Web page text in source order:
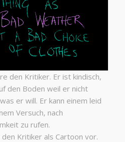
den Kritiker. Er ist kindisch,
den Boden weil er nicht
er will. Er kann einem leid
Versuch, nach
zu rufen.
Kritiker als Cartoon vor.